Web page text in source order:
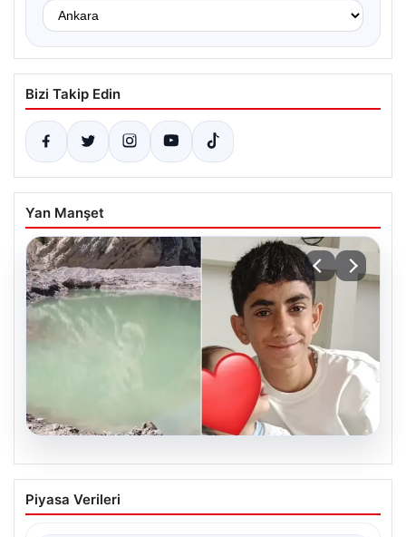
Bizi Takip Edin
Yan Manşet
06.08.2026
12 yaşındaki çocuk hafriyat alınan
gölette boğuldu
Piyasa Verileri